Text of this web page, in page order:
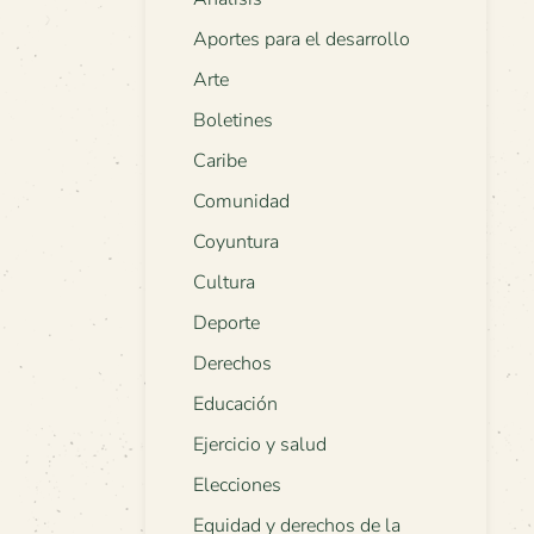
Aportes para el desarrollo
Arte
Boletines
Caribe
Comunidad
Coyuntura
Cultura
Deporte
Derechos
Educación
Ejercicio y salud
Elecciones
Equidad y derechos de la